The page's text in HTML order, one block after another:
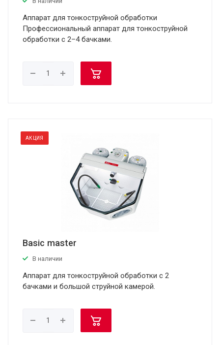
Аппарат для тонкоструйной обработки
Профессиональный аппарат для тонкоструйной
обработки с 2–4 бачками.
АКЦИЯ
Basic master
В наличии
Аппарат для тонкоструйной обработки с 2
бачками и большой струйной камерой.